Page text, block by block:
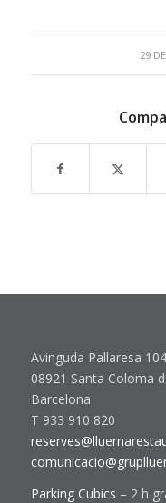
29
Avinguda Pallaresa 104
08921 Santa Coloma
Barcelona
T 933 910 820
Parking Cubics – 2 h